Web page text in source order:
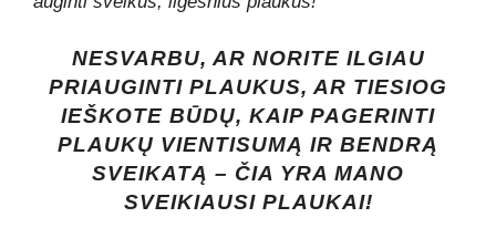
NESVARBU, AR NORITE ILGIAU
PRIAUGINTI PLAUKUS, AR TIESIOG
IEŠKOTE BŪDŲ, KAIP PAGERINTI
PLAUKŲ VIENTISUMĄ IR BENDRĄ
SVEIKATĄ – ČIA YRA MANO
SVEIKIAUSI PLAUKAI!